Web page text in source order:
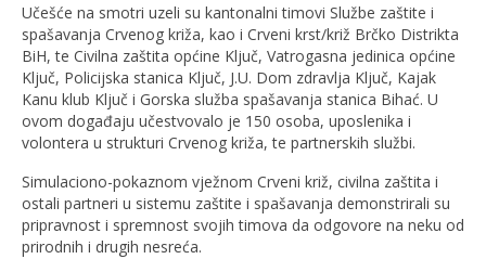
Učešće na smotri uzeli su kantonalni timovi Službe zaštite i
spašavanja Crvenog križa, kao i Crveni krst/križ Brčko Distrikta
BiH, te Civilna zaštita općine Ključ, Vatrogasna jedinica općine
Ključ, Policijska stanica Ključ, J.U. Dom zdravlja Ključ, Kajak
Kanu klub Ključ i Gorska služba spašavanja stanica Bihać. U
ovom događaju učestvovalo je 150 osoba, uposlenika i
volontera u strukturi Crvenog križa, te partnerskih službi.
Simulaciono-pokaznom vježnom Crveni križ, civilna zaštita i
ostali partneri u sistemu zaštite i spašavanja demonstrirali su
pripravnost i spremnost svojih timova da odgovore na neku od
prirodnih i drugih nesreća.